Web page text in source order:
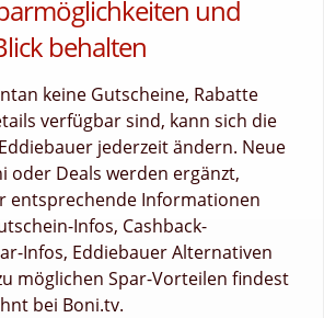
und
behalten
keine Gutscheine, Rabatte
verfügbar sind, kann sich die
jederzeit ändern. Neue
oder Deals werden ergänzt,
entsprechende Informationen
Infos, Cashback-
Infos, Eddiebauer Alternativen
möglichen Spar-Vorteilen findest
bei Boni.tv.